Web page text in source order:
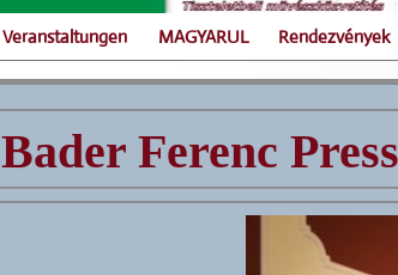
Veranstaltungen MAGYARUL Rendezvények
Bader Ferenc